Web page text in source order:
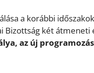
a korábbi
Bizottság két
az új